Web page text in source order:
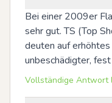
Bei einer 2009er
sehr gut. TS (Top
deuten auf
unbeschädigter,
Vollständige Antwort